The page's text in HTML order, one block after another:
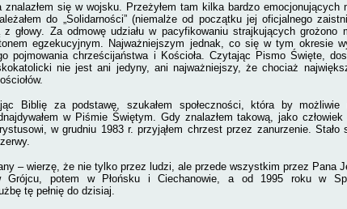
się w wojsku. Przeżyłem tam kilka bardzo emocjonujących
do „Solidarności” (niemalże od początku jej oficjalnego
głowy. Za odmowę udziału w pacyfikowaniu strajkujących grożono
egzekucyjnym. Najważniejszym jednak, co się w tym okresie
pojmowania chrześcijaństwa i Kościoła. Czytając Pismo Święte,
nie jest ani jedyny, ani najważniejszy, że chociaż
Biblię za podstawę, szukałem społeczności, która by możliwie
w Piśmie Świętym. Gdy znalazłem takową, jako człowiek
w grudniu 1983 r. przyjąłem chrzest przez zanurzenie. Stało
– wierzę, że nie tylko przez ludzi, ale przede wszystkim przez Pana
Grójcu, potem w Płońsku i Ciechanowie, a od 1995 roku w
tę pełnię do dzisiaj.